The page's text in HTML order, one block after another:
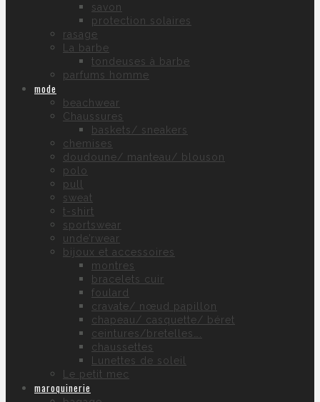
savon
protection solaires
rasage
La barbe
tondeuses à barbe
parfums homme
mode
beachwear
Chaussures
baskets/ sneakers
chemises
doudoune/ manteau/ blouson
polo
pull
sweat
t-shirt
sportswear
unde’rwear
bijoux et accessoires
montres
bracelets cuir
foulard
cravate/ nœud papillon
chapeau/ casquette/ béret
ceintures/bretelles….
chaussettes
Lunettes de soleil
Le petit mec
maroquinerie